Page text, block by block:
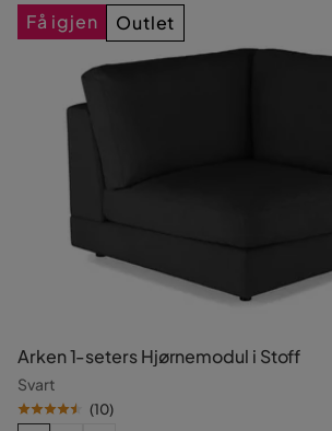
Arken 1-seters Hjørnemodul i Stoff
Svart
(10)
Få igjen Outlet